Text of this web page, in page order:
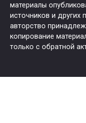
материалы
источников и других
авторство
копирование
только с обратной